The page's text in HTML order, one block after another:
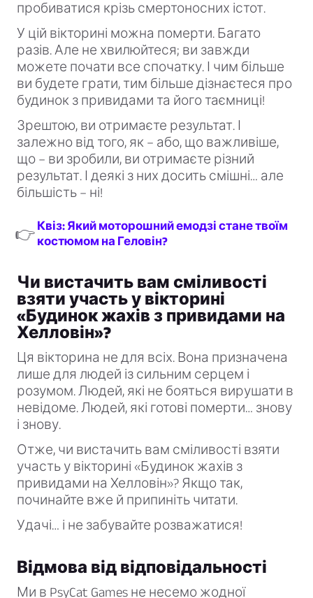
пробиватися крізь смертоносних істот.
У цій вікторині можна померти. Багато
разів. Але не хвилюйтеся; ви завжди
можете почати все спочатку. І чим більше
ви будете грати, тим більше дізнаєтеся про
будинок з привидами та його таємниці!
Зрештою, ви отримаєте результат. І
залежно від того, як – або, що важливіше,
що – ви зробили, ви отримаєте різний
результат. І деякі з них досить смішні… але
більшість – ні!
👉 Квіз: Який моторошний емодзі стане твоїм
костюмом на Геловін?
Чи вистачить вам сміливості
взяти участь у вікторині
«Будинок жахів з привидами на
Хелловін»?
Ця вікторина не для всіх. Вона призначена
лише для людей із сильним серцем і
розумом. Людей, які не бояться вирушати в
невідоме. Людей, які готові померти… знову
і знову.
Отже, чи вистачить вам сміливості взяти
участь у вікторині «Будинок жахів з
привидами на Хелловін»? Якщо так,
починайте вже й припиніть читати.
Удачі… і не забувайте розважатися!
Відмова від відповідальності
Ми в PsyCat Games не несемо жодної